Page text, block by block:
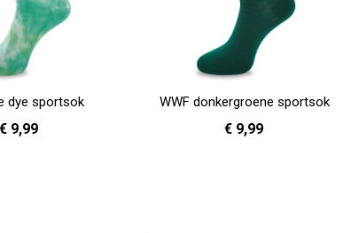
dye sportsok
€ 9,99
WWF donkergroene sportsok
€ 9,99